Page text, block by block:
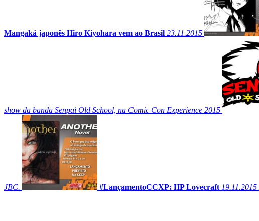
Mangaká japonês Hiro Kiyohara vem ao Brasil 23.11.2015
show da banda Senpai Old School, na Comic Con Experience 2015
JBC. #LançamentoCCXP: HP Lovecraft 19.11.2015